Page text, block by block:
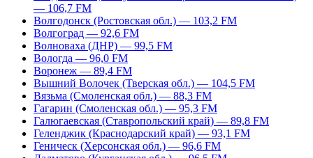
— 106,7 FM
Волгодонск (Ростовская обл.) — 103,2 FM
Волгоград — 92,6 FM
Волноваха (ДНР) — 99,5 FM
Вологда — 96,0 FM
Воронеж — 89,4 FM
Вышний Волочек (Тверская обл.) — 104,5 FM
Вязьма (Смоленская обл.) — 88,3 FM
Гагарин (Смоленская обл.) — 95,3 FM
Галюгаевская (Ставропольский край) — 89,8 FM
Геленджик (Краснодарский край) — 93,1 FM
Геническ (Херсонская обл.) — 96,6 FM